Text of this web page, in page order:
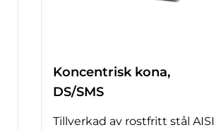
Koncentrisk kona,
DS/SMS
Tillverkad av rostfritt stål AISI